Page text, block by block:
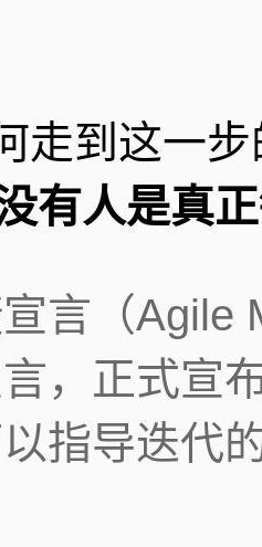
走到这一步
有人是真
言（Agile
，正式宣
指导迭代